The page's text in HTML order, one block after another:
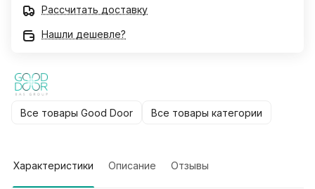
Рассчитать доставку
Нашли дешевле?
Все товары Good Door Все товары категории
Характеристики Описание Отзывы